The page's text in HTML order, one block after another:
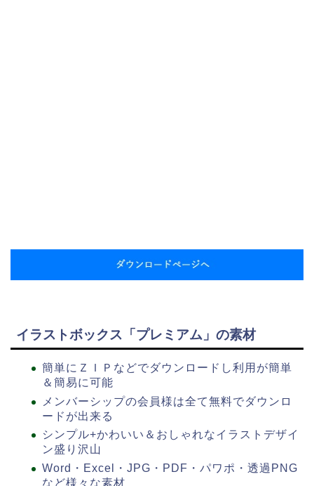
イラストボックス「プレミアム」の素材
簡単にＺＩＰなどでダウンロードし利用が簡単
＆簡易に可能
メンバーシップの会員様は全て無料でダウンロ
ードが出来る
シンプル+かわいい＆おしゃれなイラストデザイ
ン盛り沢山
Word・Excel・JPG・PDF・パワポ・透過PNG
など様々な素材